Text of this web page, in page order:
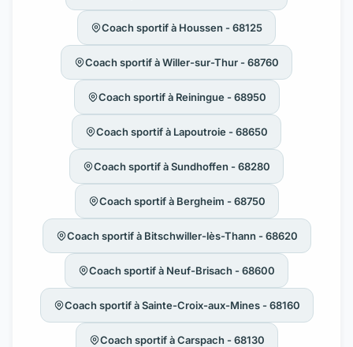
Coach sportif à Houssen - 68125
Coach sportif à Willer-sur-Thur - 68760
Coach sportif à Reiningue - 68950
Coach sportif à Lapoutroie - 68650
Coach sportif à Sundhoffen - 68280
Coach sportif à Bergheim - 68750
Coach sportif à Bitschwiller-lès-Thann - 68620
Coach sportif à Neuf-Brisach - 68600
Coach sportif à Sainte-Croix-aux-Mines - 68160
Coach sportif à Carspach - 68130